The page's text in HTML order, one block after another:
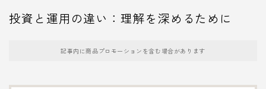
投資と運用の違い：理解を深めるために
記事内に商品プロモーションを含む場合があります